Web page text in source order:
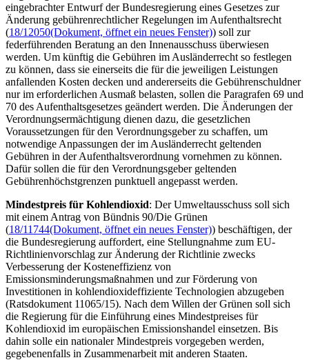
eingebrachter Entwurf der Bundesregierung eines Gesetzes zur
Änderung gebührenrechtlicher Regelungen im Aufenthaltsrecht
(18/12050(Dokument, öffnet ein neues Fenster)) soll zur
federführenden Beratung an den Innenausschuss überwiesen
werden. Um künftig die Gebühren im Ausländerrecht so festlegen
zu können, dass sie einerseits die für die jeweiligen Leistungen
anfallenden Kosten decken und andererseits die Gebührenschuldner
nur im erforderlichen Ausmaß belasten, sollen die Paragrafen 69 und
70 des Aufenthaltsgesetzes geändert werden. Die Änderungen der
Verordnungsermächtigung dienen dazu, die gesetzlichen
Voraussetzungen für den Verordnungsgeber zu schaffen, um
notwendige Anpassungen der im Ausländerrecht geltenden
Gebühren in der Aufenthaltsverordnung vornehmen zu können.
Dafür sollen die für den Verordnungsgeber geltenden
Gebührenhöchstgrenzen punktuell angepasst werden.
Mindestpreis für Kohlendioxid: Der Umweltausschuss soll sich
mit einem Antrag von Bündnis 90/Die Grünen
(18/11744(Dokument, öffnet ein neues Fenster)) beschäftigen, der
die Bundesregierung auffordert, eine Stellungnahme zum EU-
Richtlinienvorschlag zur Änderung der Richtlinie zwecks
Verbesserung der Kosteneffizienz von
Emissionsminderungsmaßnahmen und zur Förderung von
Investitionen in kohlendioxideffiziente Technologien abzugeben
(Ratsdokument 11065/15). Nach dem Willen der Grünen soll sich
die Regierung für die Einführung eines Mindestpreises für
Kohlendioxid im europäischen Emissionshandel einsetzen. Bis
dahin solle ein nationaler Mindestpreis vorgegeben werden,
gegebenenfalls in Zusammenarbeit mit anderen Staaten.